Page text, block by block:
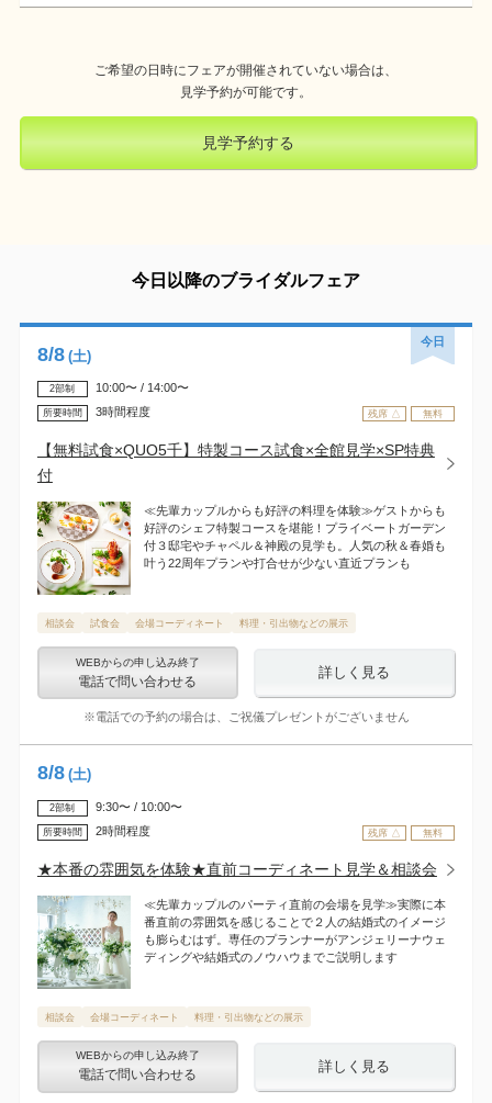
ご希望の日時にフェアが開催されていない場合は、
見学予約が可能です。
見学予約する
今日以降のブライダルフェア
今日
8/8 (土)
残席 △ 無料
2部制 10:00〜 / 14:00〜
所要時間 3時間程度
【無料試食×QUO5千】特製コース試食×全館見学×SP特典
付
≪先輩カップルからも好評の料理を体験≫ゲストからも
好評のシェフ特製コースを堪能！プライベートガーデン
付３邸宅やチャペル＆神殿の見学も。人気の秋＆春婚も
叶う22周年プランや打合せが少ない直近プランも
相談会 試食会 会場コーディネート 料理・引出物などの展示
WEBからの申し込み終了
電話で問い合わせる
詳しく見る
※電話での予約の場合は、ご祝儀プレゼントがございません
8/8 (土)
残席 △ 無料
2部制 9:30〜 / 10:00〜
所要時間 2時間程度
★本番の雰囲気を体験★直前コーディネート見学＆相談会
≪先輩カップルのパーティ直前の会場を見学≫実際に本
番直前の雰囲気を感じることで２人の結婚式のイメージ
も膨らむはず。専任のプランナーがアンジェリーナウェ
ディングや結婚式のノウハウまでご説明します
相談会 会場コーディネート 料理・引出物などの展示
WEBからの申し込み終了
電話で問い合わせる
詳しく見る